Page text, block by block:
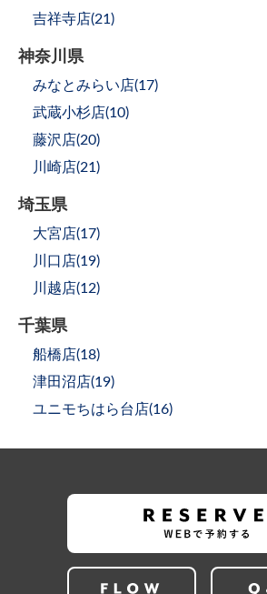
吉祥寺店(21 )
神奈川県
みなとみらい店(17)
武蔵小杉店(10)
藤沢店(20)
川崎店(21 )
埼玉県
大宮店(17)
川口店(19)
川越店(12)
千葉県
船橋店(18)
津田沼店(19)
ユニモちはら台店(16)